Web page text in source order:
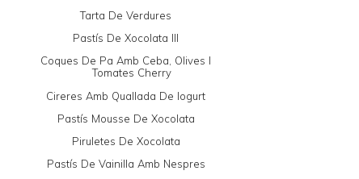
Tarta De Verdures
Pastís De Xocolata III
Coques De Pa Amb Ceba, Olives I
Tomates Cherry
Cireres Amb Quallada De Iogurt
Pastís Mousse De Xocolata
Piruletes De Xocolata
Pastís De Vainilla Amb Nespres